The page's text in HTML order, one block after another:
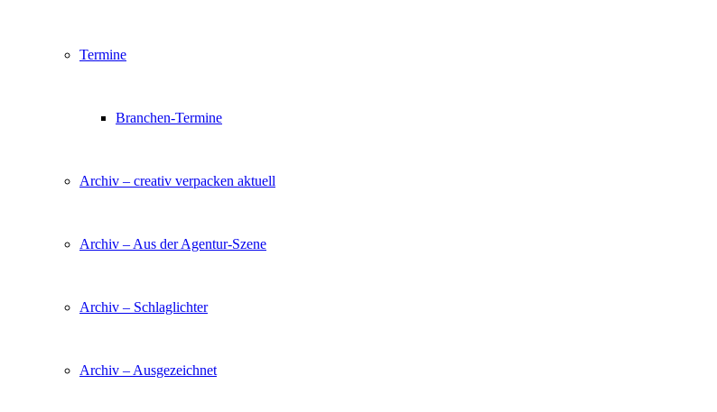
Termine
Branchen-Termine
Archiv – creativ verpacken aktuell
Archiv – Aus der Agentur-Szene
Archiv – Schlaglichter
Archiv – Ausgezeichnet